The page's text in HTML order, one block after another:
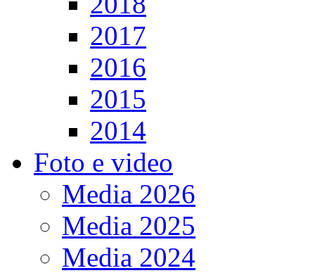
2017
2016
2015
2014
Foto e video
Media 2026
Media 2025
Media 2024